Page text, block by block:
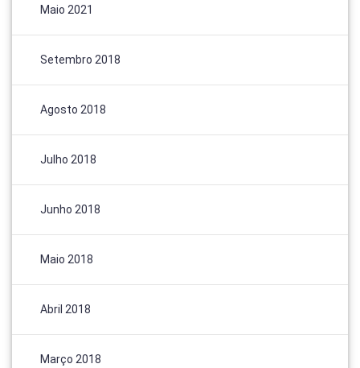
Maio 2021
Setembro 2018
Agosto 2018
Julho 2018
Junho 2018
Maio 2018
Abril 2018
Março 2018